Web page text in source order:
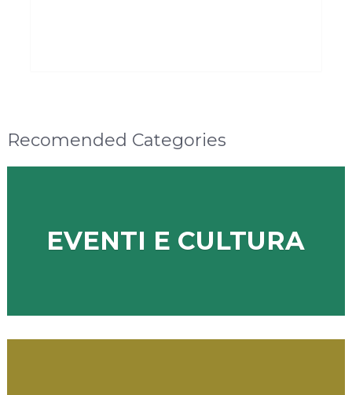
Recomended Categories
EVENTI E CULTURA